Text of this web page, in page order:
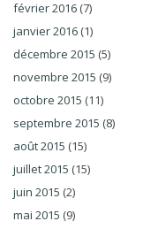
février 2016 (7)
janvier 2016 (1)
décembre 2015 (5)
novembre 2015 (9)
octobre 2015 (11)
septembre 2015 (8)
août 2015 (15)
juillet 2015 (15)
juin 2015 (2)
mai 2015 (9)